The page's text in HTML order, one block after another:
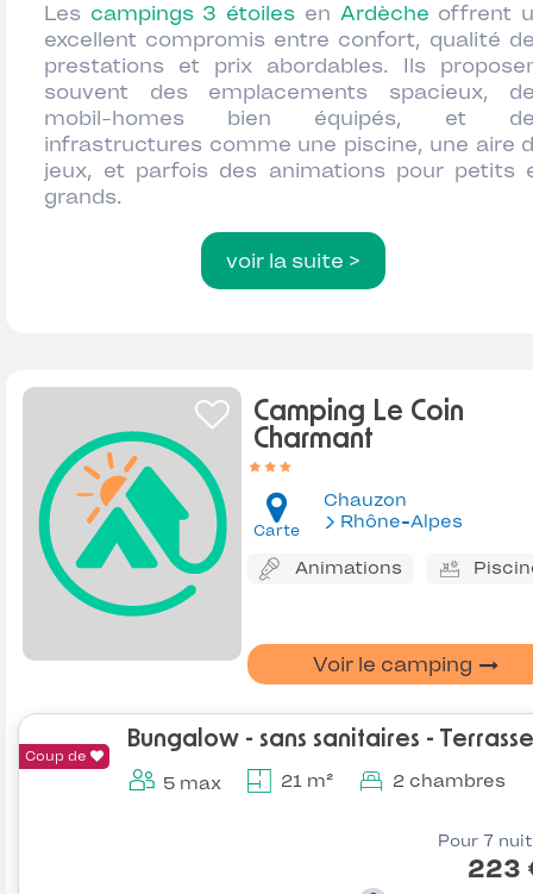
Les campings 3 étoiles en Ardèche offrent
excellent compromis entre confort, qualité
prestations et prix abordables. Ils
souvent des emplacements spacieux,
mobil-homes bien équipés, et
infrastructures comme une piscine, une aire
jeux, et parfois des animations pour petits
grands.
voir la suite >
Camping Le Coin
Charmant
Carte
Chauzon
Rhône-Alpes
Animations
Voir le camping
Coup de
Bungalow - sans sanitaires - Terrasse
5 max 21 m² 2 chambres
Pour 7
223